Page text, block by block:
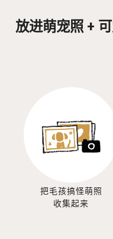
放进萌宠照 +
把毛孩搞怪萌照
收集起来